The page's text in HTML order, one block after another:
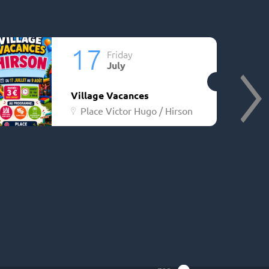
Village Vacances
Place Victor Hugo / Hirson
Friday
17 July